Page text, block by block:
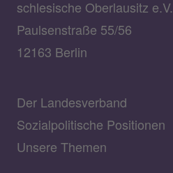
schlesische Oberlausitz e.V.
Paulsenstraße 55/56
12163 Berlin
Der Landesverband
Sozialpolitische Positionen
Unsere Themen